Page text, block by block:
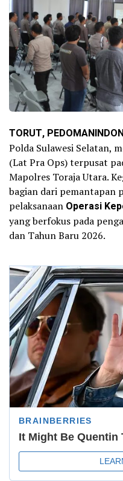
TORUT,
Polda Sulawesi Selatan,
(Lat Pra Ops) terpusat
Mapolres Toraja Utara.
bagian dari pemantapan
pelaksanaan Operasi
yang berfokus pada
dan Tahun Baru 2026.